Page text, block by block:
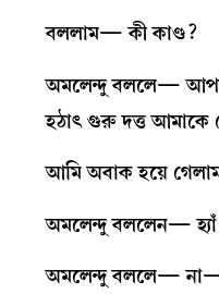
বললাম— কী কাণ্ড?
অমলেন্দু বললে—
হঠাৎ গুরু দত্ত
আমি অবাক হয়ে
অমলেন্দু বললেন—
অমলেন্দু বললে—